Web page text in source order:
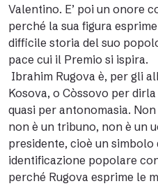
Valentino. E’ poi un onore
perché la sua figura
difficile storia del suo
pace cui il Premio si ispira.
Ibrahim Rugova è, per gli
Kosova, o Còssovo per
quasi per antonomasia.
non è un tribuno, non è un
presidente, cioè un simbolo
identificazione popolare
perché Rugova esprime le